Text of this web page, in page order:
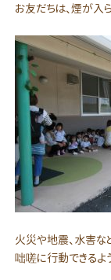
お友だちは、煙が入
火災や地震、水害な
咄嗟に行動できるよ